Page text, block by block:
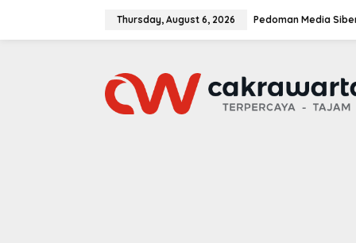
Thursday, August 6, 2026 Pedoman Media